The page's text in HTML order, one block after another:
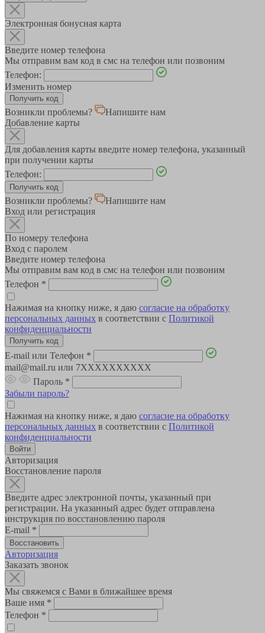
Электронная бонусная карта
Введите номер телефона
Мы отправим вам код в смс на телефон или позвоним
Телефон:
Изменить номер
Возникли проблемы?
Напишите нам
Добавление карты
Для добавления карты введите номер телефона, указанный
при получении карты
Телефон:
Возникли проблемы?
Напишите нам
Вход или регистрация
По номеру телефона
Вход с паролем
Введите номер телефона
Мы отправим вам код в смс на телефон или позвоним
Телефон *
Нажимая на кнопку ниже, я даю согласие на обработку
персональных данных в соответствии с Политикой
конфиденциальности
E-mail или Телефон *
mail@mail.ru или 7XXXXXXXXXX
Пароль *
Забыли пароль?
Нажимая на кнопку ниже, я даю согласие на обработку
персональных данных в соответствии с Политикой
конфиденциальности
Авторизация
Восстановление пароля
Введите адрес электронной почты, указанный при
регистрации. На указанный адрес будет отправлена
инструкция по восстановлению пароля
E-mail *
Авторизация
Заказать звонок
Мы свяжемся с Вами в ближайшее время
Ваше имя *
Телефон *